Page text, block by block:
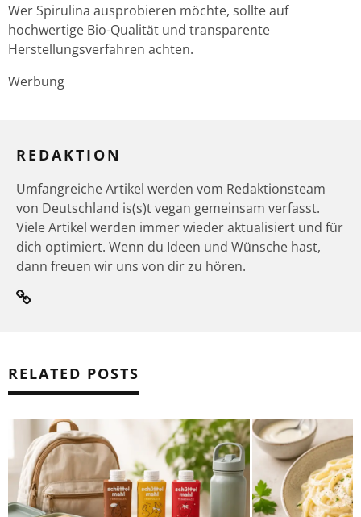
Wer Spirulina ausprobieren möchte, sollte auf
hochwertige Bio-Qualität und transparente
Herstellungsverfahren achten.
Werbung
REDAKTION
Umfangreiche Artikel werden vom Redaktionsteam
von Deutschland is(s)t vegan gemeinsam verfasst.
Viele Artikel werden immer wieder aktualisiert und für
dich optimiert. Wenn du Ideen und Wünsche hast,
dann freuen wir uns von dir zu hören.
RELATED POSTS